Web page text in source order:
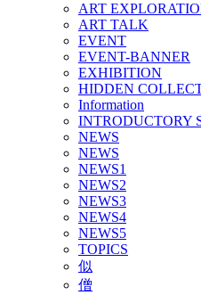
ART
ART TALK
EVENT
EVENT-BANNER
EXHIBITION
HIDDEN
Information
INTRODUCTORY
NEWS
NEWS
NEWS1
NEWS2
NEWS3
NEWS4
NEWS5
TOPICS
似
僧